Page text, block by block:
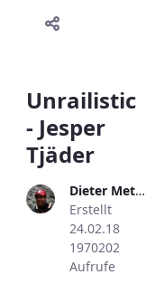
Unrailistic
- Jesper
Tjäder
Dieter Metzler
Erstellt
24.02.18
1970202
Aufrufe